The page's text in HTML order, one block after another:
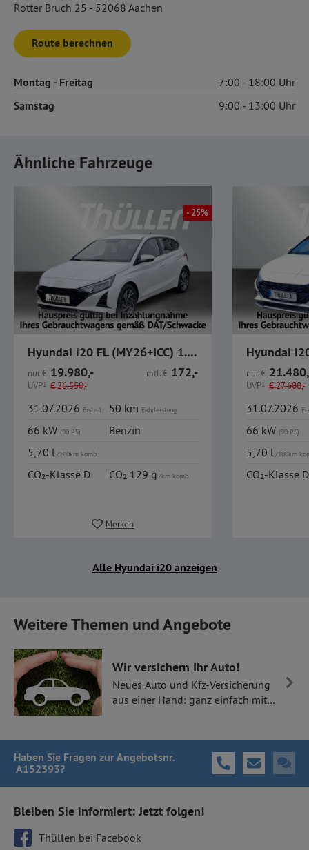
Rotter Bruch 25 - 52068 Aachen
Route berechnen
Montag - Freitag 7:00 18:00
Samstag 9:00 13:00
Ähnliche Fahrzeuge
- 25%
Hyundai i20 FL (MY26+ICC) 1.0 T-GDI Trend, Komfort-Paket
nur€ 19.980,-
UVP1 €26.550,-
mtl.€ 172,-
31.07.2026 Erstzul. 50 km Fahrleistung
66 kW (90 PS)
Benzin
5,70 l/100km komb.
CO₂-Klasse D CO₂ 129 g/km komb.
Merken
nur€
UVP1 €27.600,-
31.07.2026
66 kW (90 PS)
5,70 l/100km
CO₂-Klasse D
Alle Hyundai i20 anzeigen
Weitere Themen und Angebote
Wir versichern Ihr Auto!
Neues Auto und Kfz-Versicherung
aus einer Hand: ganz einfach mit
Haben Sie Fragen zur Angebotsnr.
A152393?
Bleiben Sie informiert: Jetzt folgen!
Thüllen bei Facebook